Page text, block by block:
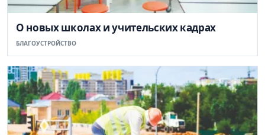
О новых школах и учительских кадрах
БЛАГОУСТРОЙСТВО